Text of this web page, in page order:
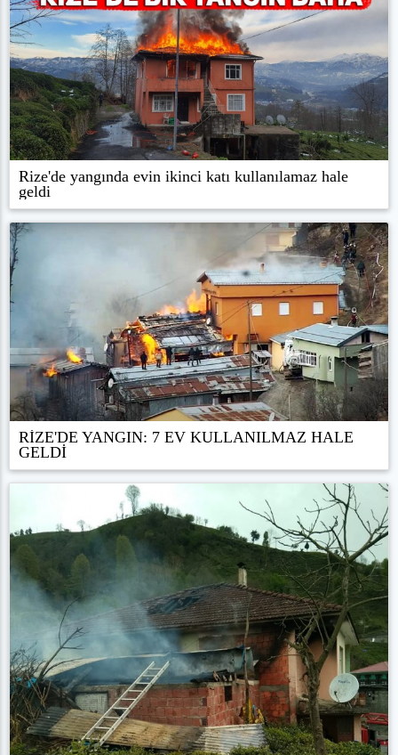
Rize'de yangında evin ikinci katı kullanılamaz hale
geldi
RİZE'DE YANGIN: 7 EV KULLANILMAZ HALE
GELDİ